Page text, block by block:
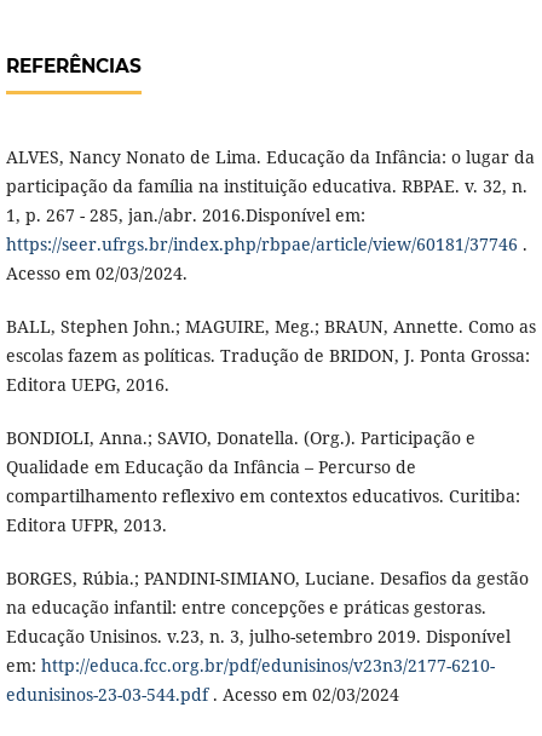
REFERÊNCIAS
ALVES, Nancy Nonato de Lima. Educação da Infância: o lugar da
participação da família na instituição educativa. RBPAE. v. 32, n.
1, p. 267 - 285, jan./abr. 2016.Disponível em:
https://seer.ufrgs.br/index.php/rbpae/article/view/60181/37746 .
Acesso em 02/03/2024.
BALL, Stephen John.; MAGUIRE, Meg.; BRAUN, Annette. Como as
escolas fazem as políticas. Tradução de BRIDON, J. Ponta Grossa:
Editora UEPG, 2016.
BONDIOLI, Anna.; SAVIO, Donatella. (Org.). Participação e
Qualidade em Educação da Infância – Percurso de
compartilhamento reflexivo em contextos educativos. Curitiba:
Editora UFPR, 2013.
BORGES, Rúbia.; PANDINI-SIMIANO, Luciane. Desafios da gestão
na educação infantil: entre concepções e práticas gestoras.
Educação Unisinos. v.23, n. 3, julho-setembro 2019. Disponível
em: http://educa.fcc.org.br/pdf/edunisinos/v23n3/2177-6210-
edunisinos-23-03-544.pdf. Acesso em 02/03/2024